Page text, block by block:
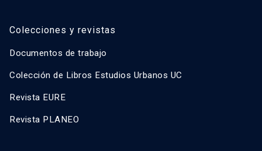
Colecciones y revistas
Documentos de trabajo
Colección de Libros Estudios Urbanos UC
Revista EURE
Revista PLANEO